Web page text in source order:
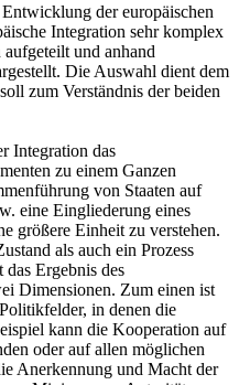
der europäischen
Integration sehr komplex
und anhand
Die Auswahl dient dem
zum Verständnis der beiden
Integration das
zu einem Ganzen
von Staaten auf
eine Eingliederung eines
größere Einheit zu verstehen.
als auch ein Prozess
das Ergebnis des
Dimensionen. Zum einen ist
in denen die
kann die Kooperation auf
oder auf allen möglichen
Anerkennung und Macht der